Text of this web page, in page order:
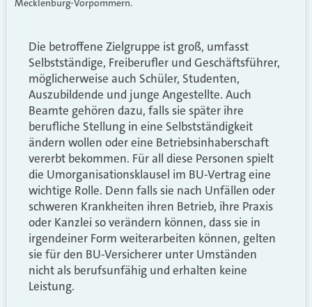
Mecklenburg-Vorpommern.
Die betroffene Zielgruppe ist groß, umfasst
Selbstständige, Freiberufler und Geschäftsführer,
möglicherweise auch Schüler, Studenten,
Auszubildende und junge Angestellte. Auch
Beamte gehören dazu, falls sie später ihre
berufliche Stellung in eine Selbstständigkeit
ändern wollen oder eine Betriebsinhaberschaft
vererbt bekommen. Für all diese Personen spielt
die Umorganisationsklausel im BU-Vertrag eine
wichtige Rolle. Denn falls sie nach Unfällen oder
schweren Krankheiten ihren Betrieb, ihre Praxis
oder Kanzlei so verändern können, dass sie in
irgendeiner Form weiterarbeiten können, gelten
sie für den BU-Versicherer unter Umständen
nicht als berufsunfähig und erhalten keine
Leistung.